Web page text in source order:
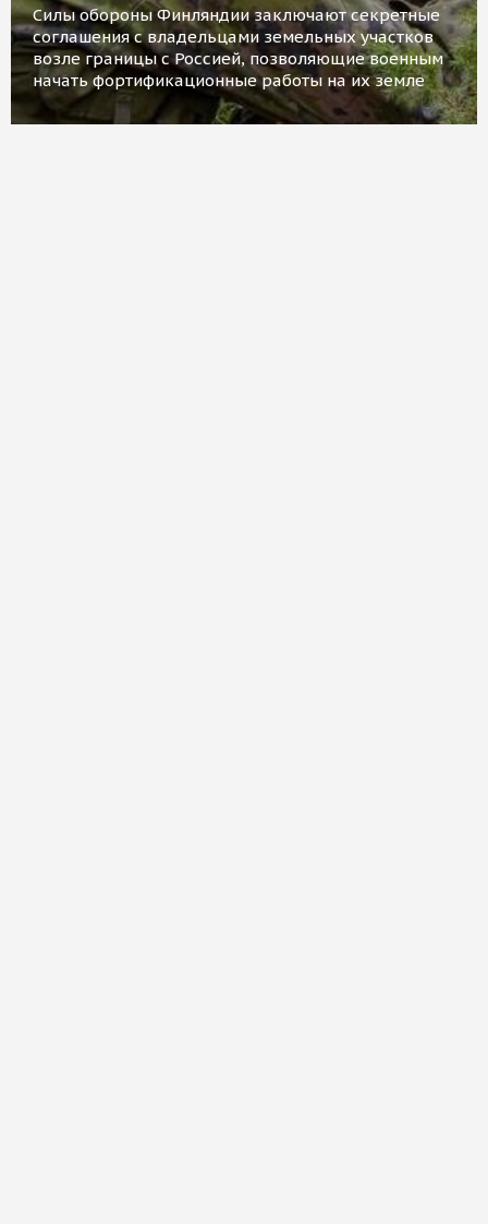
Силы обороны Финляндии заключают секретные
соглашения с владельцами земельных участков
возле границы с Россией, позволяющие военным
начать фортификационные работы на их земле